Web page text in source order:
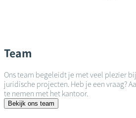
Team
Ons team begeleidt je met veel plezier
juridische projecten. Heb je een vraag?
te nemen met het kantoor.
Bekijk ons team